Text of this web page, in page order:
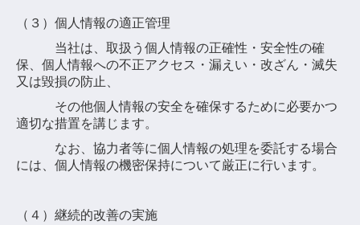
駆動部品
シャシ部品
カプラ（連結器）
トレーラー用車軸
ＨＶ部品
技術紹介
（３）個人情報の適正管理
当社は、取扱う個人情報の正確性・安全性の確
保、個人情報への不正アクセス・漏えい・改ざん・滅失
又は毀損の防止、
その他個人情報の安全を確保するために必要かつ
適切な措置を講じます。
なお、協力者等に個人情報の処理を委託する場合
には、個人情報の機密保持について厳正に行います。
（４）継続的改善の実施